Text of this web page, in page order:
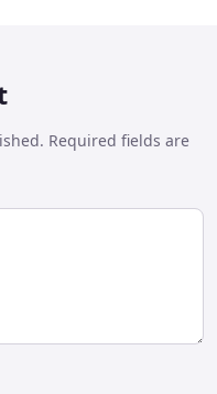
Required fields are